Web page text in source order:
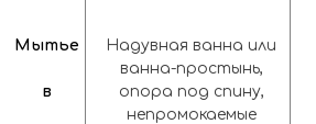
Мытье
в
Надувная ванна или
ванна-простынь,
опора под спину,
непромокаемые